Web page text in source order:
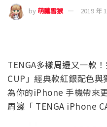
by 萌朧雪猴 2019 年
TENGA多樣周邊又一款
CUP」經典款紅銀配色
為你的iPhone 手機帶來
周邊「 TENGA iPhone